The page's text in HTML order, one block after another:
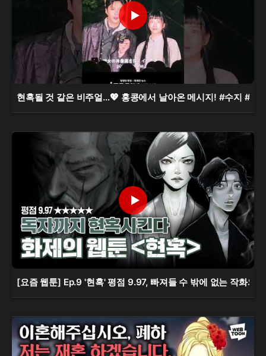
현혹될 것 같은 비주얼…💖 홍콩에서 날아온 메시지! #수지 #김
[요즘 웹툰] Ep.9 '현혹' 평점 9.97, 빠져들 수 밖에 없는 작화와